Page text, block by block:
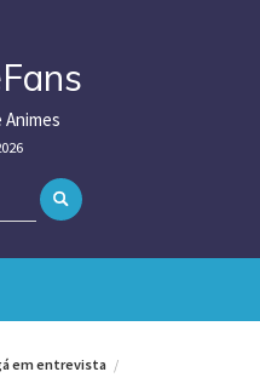
em entrevista